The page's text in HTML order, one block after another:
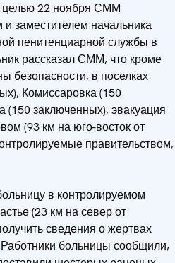
22 ноября СММ
и заместителем начальника
пенитенциарной службы в
рассказал СММ, что кроме
безопасности, в поселках
Комиссаровка (150
(150 заключенных), эвакуация
(93 км на юго-восток от
правительством,
в контролируемом
(23 км на север от
сведения о жертвах
больницы сообщили,